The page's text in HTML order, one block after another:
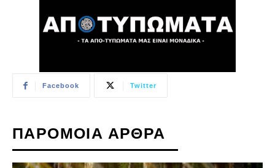
Facebook Twitter
ΠΑΡΟΜΟΙΑ ΑΡΘΡΑ